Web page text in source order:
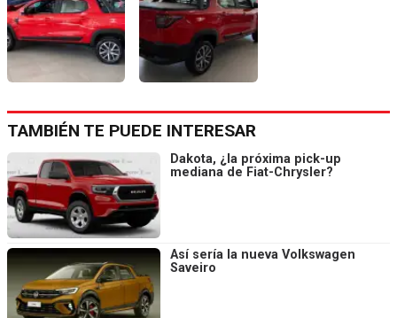
TAMBIÉN TE PUEDE INTERESAR
Dakota, ¿la próxima pick-up
mediana de Fiat-Chrysler?
Así sería la nueva Volkswagen
Saveiro